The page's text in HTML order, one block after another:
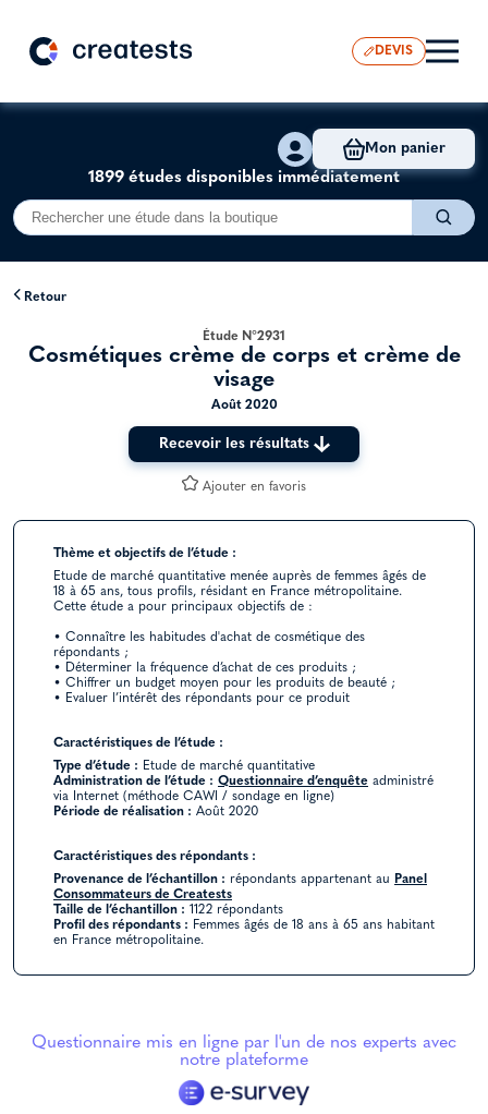
DEVIS
1899 études disponibles immédiatement
Mon panier
Retour
Étude N°2931
Cosmétiques crème de corps et crème de
visage
Août 2020
Recevoir les résultats
Ajouter en favoris
Thème et objectifs de l’étude :
Etude de marché quantitative menée auprès de femmes âgés de
18 à 65 ans, tous profils, résidant en France métropolitaine.
Cette étude a pour principaux objectifs de :
• Connaître les habitudes d'achat de cosmétique des
répondants ;
• Déterminer la fréquence d’achat de ces produits ;
• Chiffrer un budget moyen pour les produits de beauté ;
• Evaluer l’intérêt des répondants pour ce produit
Caractéristiques de l’étude :
Type d’étude : Etude de marché quantitative
Administration de l’étude : Questionnaire d’enquête administré
via Internet (méthode CAWI / sondage en ligne)
Période de réalisation : Août 2020
Caractéristiques des répondants :
Provenance de l’échantillon : répondants appartenant au Panel
Consommateurs de Creatests
Taille de l’échantillon : 1122 répondants
Profil des répondants : Femmes âgés de 18 ans à 65 ans habitant
en France métropolitaine.
Questionnaire mis en ligne par l'un de nos experts avec
notre plateforme